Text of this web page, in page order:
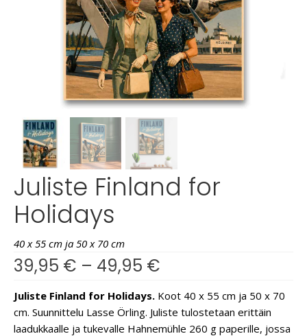
Juliste Finland for
Holidays
40 x 55 cm ja 50 x 70 cm
39,95 € – 49,95 €
Juliste Finland for Holidays. Koot 40 x 55 cm ja 50 x 70
cm. Suunnittelu Lasse Örling. Juliste tulostetaan erittäin
laadukkaalle ja tukevalle Hahnemühle 260 g paperille, jossa